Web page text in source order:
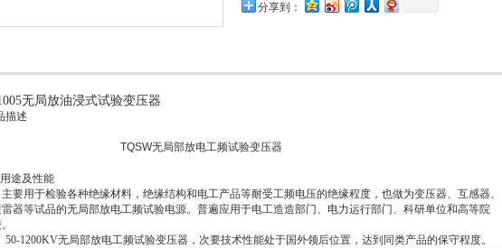
分享到：
无局放油浸式试验变压器
描述
TQSW无局部放电工频试验变压器
用途及性能
要用于检验各种绝缘材料，绝缘结构和电工产品等耐受工频电压的绝缘程度，也做为变压器、互感器、
雷器等试品的无局部放电工频试验电源。普遍应用于电工造造部门、电力运行部门、科研单位和高等院
50-1200KV无局部放电工频试验变压器 ，次要技术性能处于国外领后位置，达到同类产品的保守程度。